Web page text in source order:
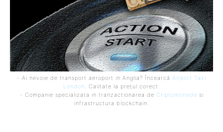
- Ai nevoie de transport aeroport in Anglia? Încearcă Airport Taxi
London . Calitate la prețul corect.
- Companie specializata in tranzactionarea de Criptomonede si
infrastructura blockchain.